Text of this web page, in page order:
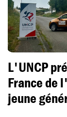
L'UNCP
France de
jeune